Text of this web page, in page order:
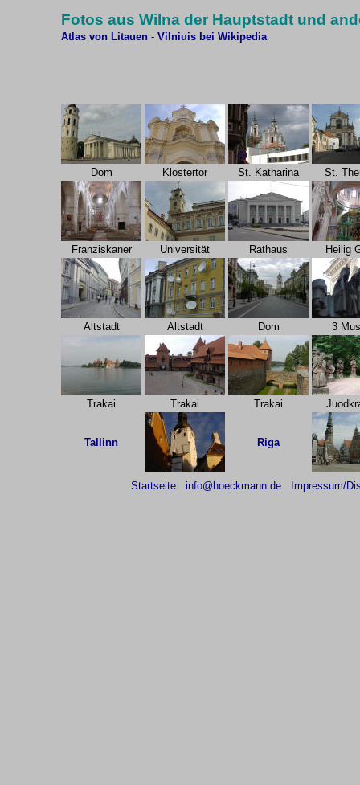
Fotos aus Wilna der Hauptstadt und
Atlas von Litauen - Vilniuis bei Wikipedia
Dom Klostertor St. Katharina St.
Franziskaner Universität Rathaus Heilig
Altstadt Altstadt Dom 3
Trakai Trakai Trakai
Tallinn Riga
Startseite info@hoeckmann.de Impressum/